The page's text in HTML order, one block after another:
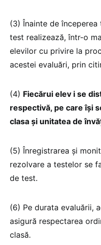
(3) Înainte de
test realizează, într-o
elevilor cu privire la
acestei evaluări, prin
(4) Fiecărui elev i se
respectivă, pe care își
clasa și unitatea de
(5) Înregistrarea și
rezolvare a testelor se
de test.
(6) Pe durata evaluării,
asigură respectarea
clasă.